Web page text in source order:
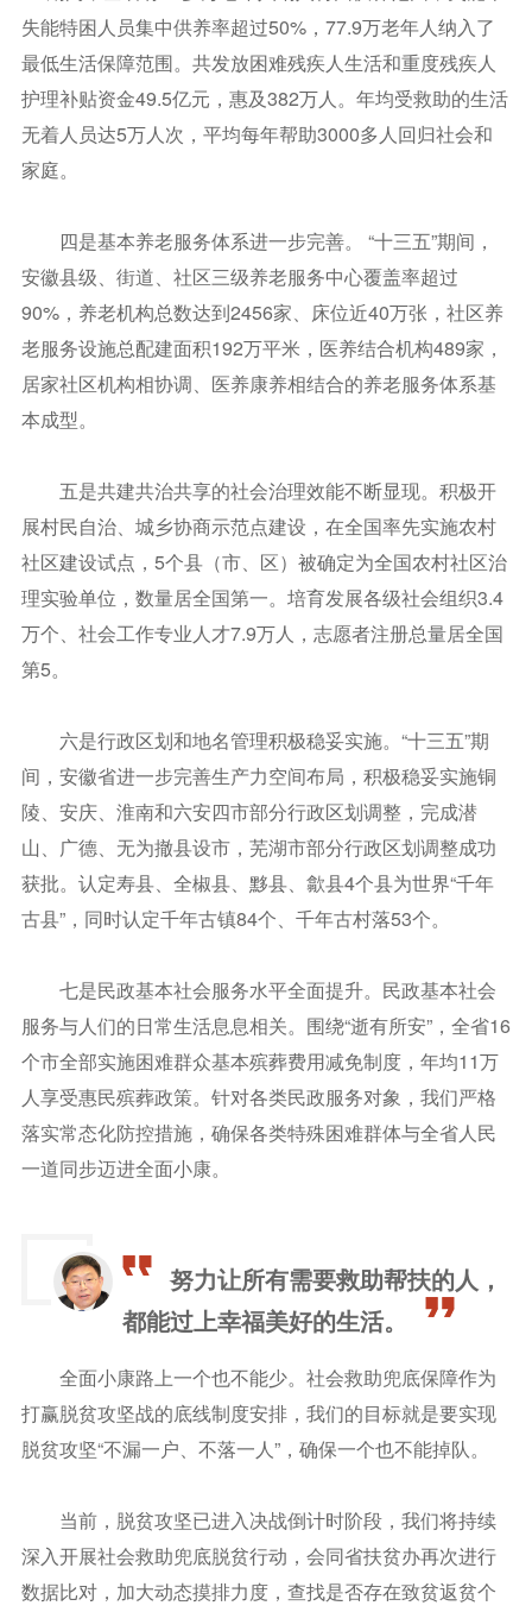
失能特困人员集中供养率超过50%，77.9万老年人纳入了
最低生活保障范围。共发放困难残疾人生活和重度残疾人
护理补贴资金49.5亿元，惠及382万人。年均受救助的生活
无着人员达5万人次，平均每年帮助3000多人回归社会和
家庭。
四是基本养老服务体系进一步完善。 “十三五”期间，
安徽县级、街道、社区三级养老服务中心覆盖率超过
90%，养老机构总数达到2456家、床位近40万张，社区养
老服务设施总配建面积192万平米，医养结合机构489家，
居家社区机构相协调、医养康养相结合的养老服务体系基
本成型。
五是共建共治共享的社会治理效能不断显现。积极开
展村民自治、城乡协商示范点建设，在全国率先实施农村
社区建设试点，5个县（市、区）被确定为全国农村社区治
理实验单位，数量居全国第一。培育发展各级社会组织3.4
万个、社会工作专业人才7.9万人，志愿者注册总量居全国
第5。
六是行政区划和地名管理积极稳妥实施。“十三五”期
间，安徽省进一步完善生产力空间布局，积极稳妥实施铜
陵、安庆、淮南和六安四市部分行政区划调整，完成潜
山、广德、无为撤县设市，芜湖市部分行政区划调整成功
获批。认定寿县、全椒县、黟县、歙县4个县为世界“千年
古县”，同时认定千年古镇84个、千年古村落53个。
七是民政基本社会服务水平全面提升。民政基本社会
服务与人们的日常生活息息相关。围绕“逝有所安”，全省16
个市全部实施困难群众基本殡葬费用减免制度，年均11万
人享受惠民殡葬政策。针对各类民政服务对象，我们严格
落实常态化防控措施，确保各类特殊困难群体与全省人民
一道同步迈进全面小康。
努力让所有需要救助帮扶的人，
都能过上幸福美好的生活。
全面小康路上一个也不能少。社会救助兜底保障作为
打赢脱贫攻坚战的底线制度安排，我们的目标就是要实现
脱贫攻坚“不漏一户、不落一人”，确保一个也不能掉队。
当前，脱贫攻坚已进入决战倒计时阶段，我们将持续
深入开展社会救助兜底脱贫行动，会同省扶贫办再次进行
数据比对，加大动态摸排力度，查找是否存在致贫返贫个